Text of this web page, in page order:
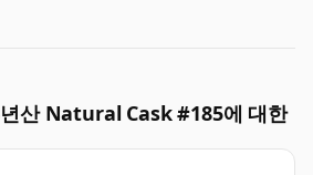
산 Natural Cask #185에 대한